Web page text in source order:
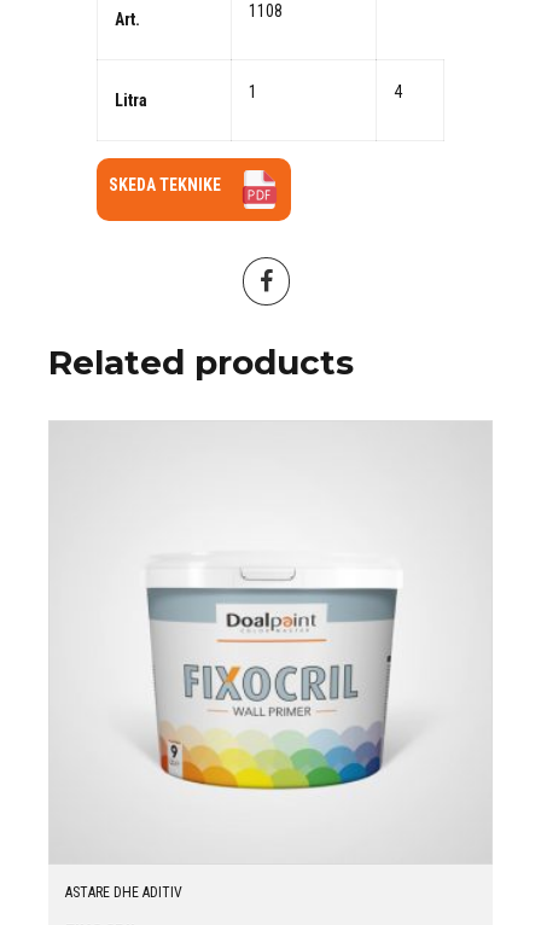
Art. 1108
Litra 1 4
SKEDA TEKNIKE
Related products
ASTARE DHE ADITIV